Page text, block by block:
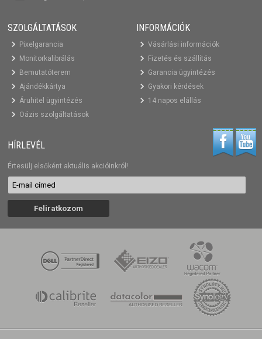
SZOLGÁLTATÁSOK
Pixelgarancia
Monitorkalibrálás
Bemutatóterem
Ajándékkártya
Áruhitel ügyintézés
Oázis szolgáltatások
INFORMÁCIÓK
Vásárlási információk
Fizetés és szállítás
Garancia ügyintézés
Gyakori kérdések
14 napos elállás
HÍRLEVÉL
Értesülj elsőként aktuális akcióinkról!